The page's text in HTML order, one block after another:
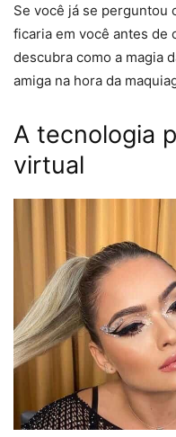
Se você já se perguntou
ficaria em você antes de
descubra como a magia
amiga na hora da
A tecnologia
virtual